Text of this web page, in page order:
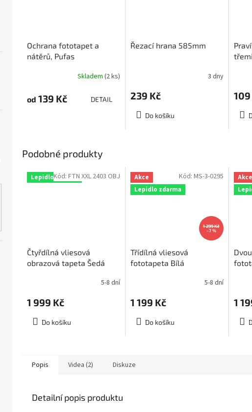
Ochrana fototapet a
nátěrů, Pufas
Skladem (2 ks)
od 139 Kč DETAIL
Řezací hrana 585mm
3 dny
239 Kč
Do košíku
109
Podobné produkty
Lepidlo zdarma
Čtyřdílná vliesová
obrazová tapeta Šedá
5-8 dní
1 999 Kč
Do košíku
Kód: FTN XXL 2403 OBJ
Akce
Lepidlo zdarma
1 299 Kč
–7 %
Třídílná vliesová
fototapeta Bílá
225x250cm, MS-3-0295
5-8 dní
1 199 Kč
Do košíku
Kód: MS-3-0295
Akce
1
Popis Videa (2) Diskuze
Detailní popis produktu